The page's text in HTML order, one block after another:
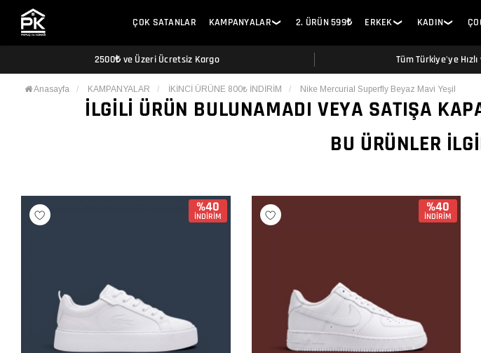
ÇOK SATANLAR KAMPANYALAR ❯ 2. ÜRÜN 599₺ ERKEK ❯ KADIN❯
2500₺ ve Üzeri Ücretsiz Kargo Tüm Türkiye'ye
Anasayfa KAMPANYALAR İKİNCİ ÜRÜNE 800₺ İNDİRİM Nike Mercurial Superfly Beyaz Mavi Yeşil
İLGILI ÜRÜN BULUNAMADI VEYA SATIŞA
BU ÜRÜNLER
%40
İNDİRİM
%40
İNDİRİM